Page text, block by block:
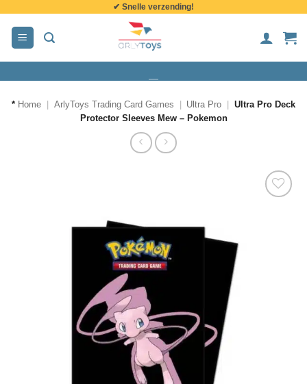
inhoud
✔ Snelle verzending!
* Home ArlyToys Trading Card Games Ultra Pro
Ultra Pro Deck
Protector Sleeves Mew – Pokemon